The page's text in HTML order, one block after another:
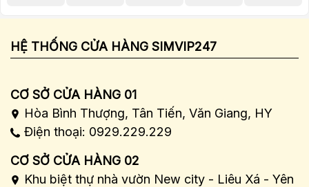
HỆ THỐNG CỬA HÀNG SIMVIP247
CƠ SỞ CỬA HÀNG 01
Hòa Bình Thượng, Tân Tiến, Văn Giang, HY
Điện thoại: 0929.229.229
CƠ SỞ CỬA HÀNG 02
Khu biệt thự nhà vườn New city - Liêu Xá - Yên